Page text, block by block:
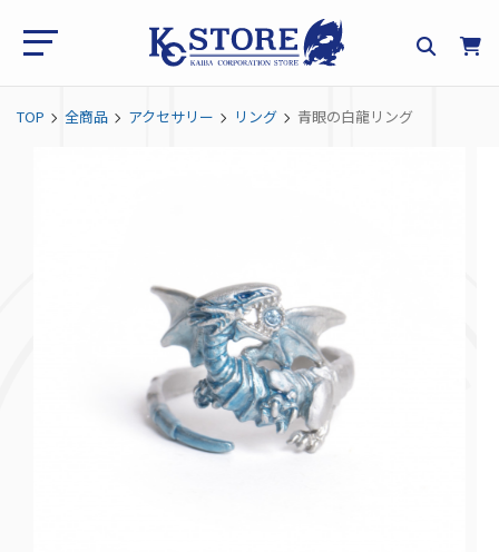
TOP 全商品 アクセサリー リング 青眼の白龍リング